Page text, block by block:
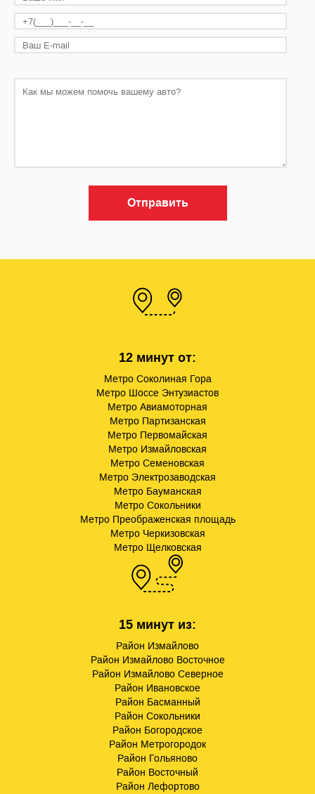
Отправить
12 минут от:
Метро Соколиная Гора
Метро Шоссе Энтузиастов
Метро Авиамоторная
Метро Партизанская
Метро Первомайская
Метро Измайловская
Метро Семеновская
Метро Электрозаводская
Метро Бауманская
Метро Сокольники
Метро Преображенская площадь
Метро Черкизовская
Метро Щелковская
15 минут из:
Район Измайлово
Район Измайлово Восточное
Район Измайлово Северное
Район Ивановское
Район Басманный
Район Сокольники
Район Богородское
Район Метрогородок
Район Гольяново
Район Восточный
Район Лефортово